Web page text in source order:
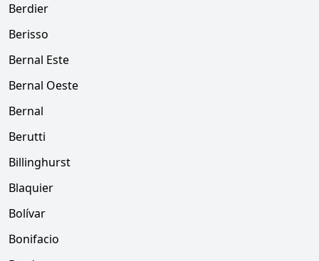
Berdier
Berisso
Bernal Este
Bernal Oeste
Bernal
Berutti
Billinghurst
Blaquier
Bolívar
Bonifacio